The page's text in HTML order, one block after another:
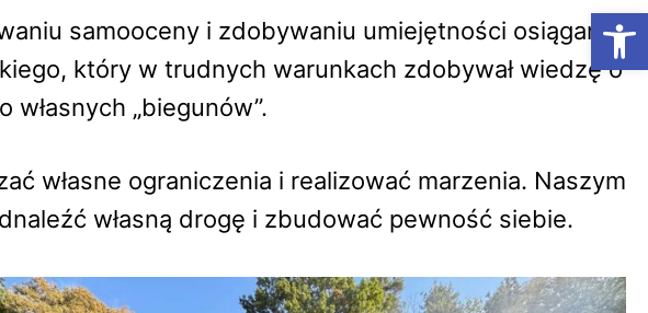
samooceny i zdobywaniu umiejętności osiągania
który w trudnych warunkach zdobywał wiedzę o
„biegunów”.
własne ograniczenia i realizować marzenia. Naszym
własną drogę i zbudować pewność siebie.